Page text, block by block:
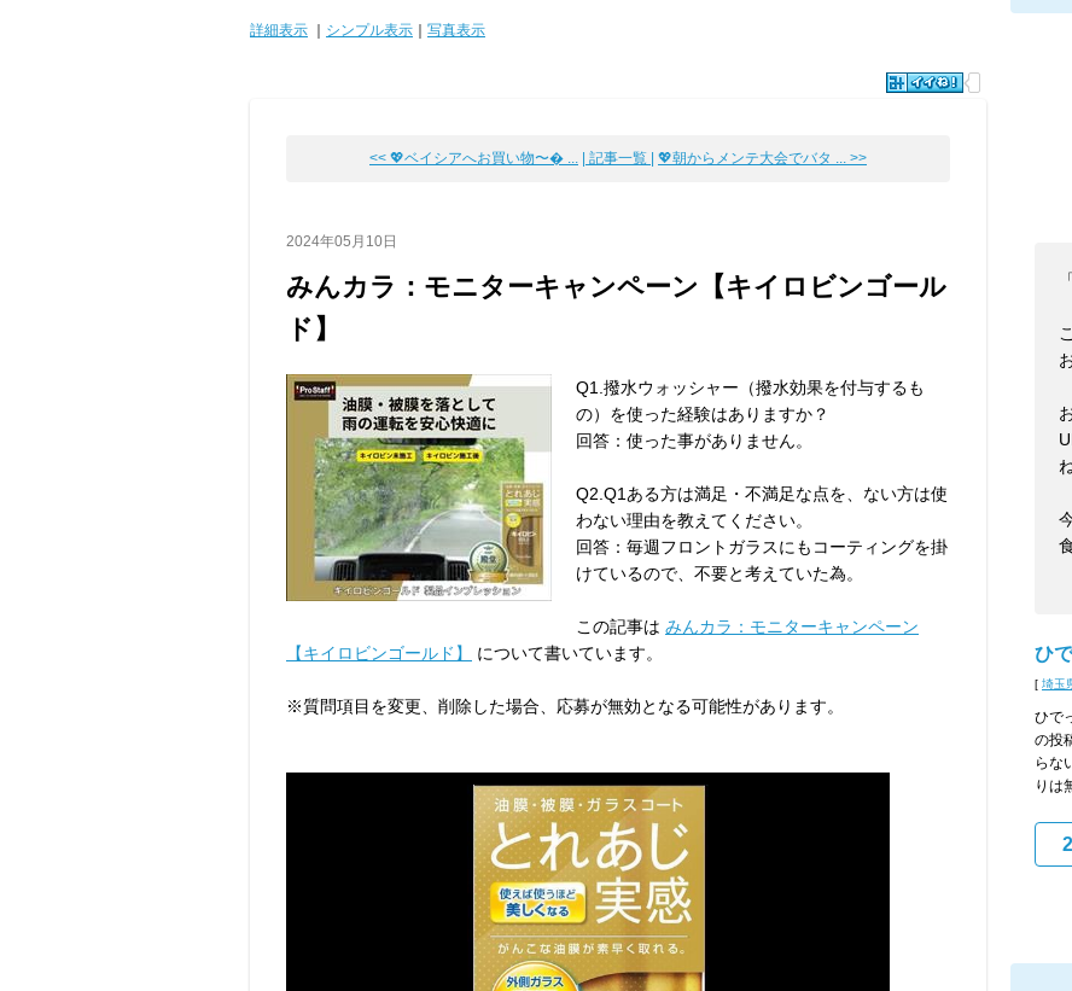
詳細表示 シンプル表示 写真表示
<< 💖ベイシアへお買い物〜� ... | 記事一覧 | 💖朝からメンテ大会でバタ ... >>
2024年05月10日
みんカラ：モニターキャンペーン【キイロビンゴール
ド】
Q1.撥水ウォッシャー（撥水効果を付与するも
の）を使った経験はありますか？
回答：使った事がありません。
Q2.Q1ある方は満足・不満足な点を、ない方は使
わない理由を教えてください。
回答：毎週フロントガラスにもコーティングを掛
けているので、不要と考えていた為。
この記事は みんカラ：モニターキャンペーン
【キイロビンゴールド】
について書いています。
※質問項目を変更、削除した場合、応募が無効となる可能性があります。
ひ
[ 埼玉
ひで
の投
らな
りは